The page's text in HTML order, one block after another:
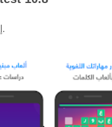
di divertenti
le prestazioni del
- إصلاحات وتحسينات في الأداء.